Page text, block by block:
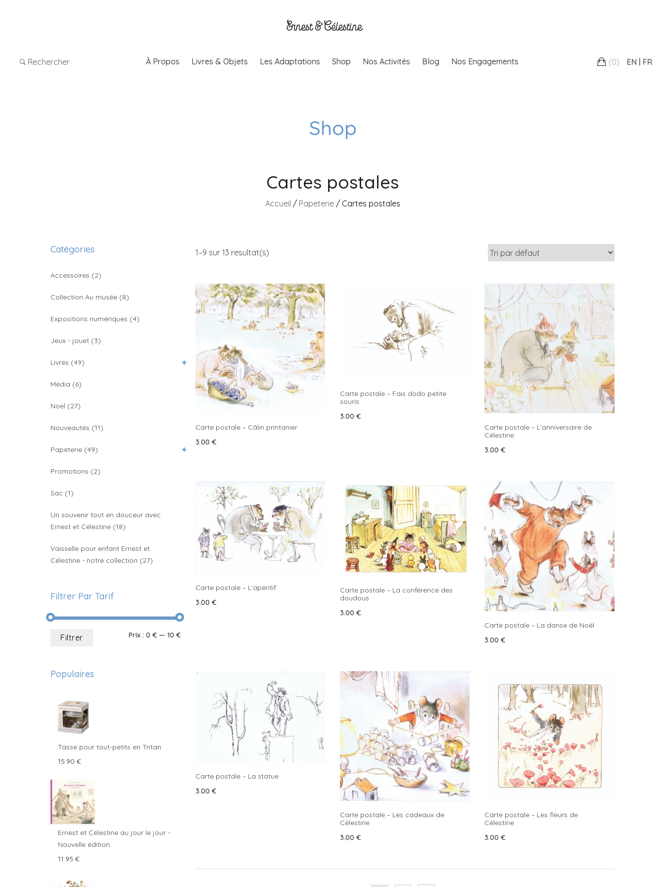
Rechercher À Propos Livres & Objets Les Adaptations Shop Nos Activités Blog Nos Engagements (0) EN FR
Shop
Cartes postales
Accueil / Papeterie/ Cartes postales
Catégories
Accessoires (2)
Collection Au musée (8)
Expositions numériques (4)
Jeux - jouet (3)
Livres (49)
Média (6)
Noel (27)
Nouveautés (11)
Papeterie (49)
Promotions (2)
Sac (1)
Un souvenir tout en douceur avec
Ernest et Célestine (18)
Vaisselle pour enfant Ernest et
Célestine - notre collection (27)
Filtrer Par Tarif
Prix
PrixFiltrer Prix : 0 €— 10 €
Populaires
Tasse pour tout-petits en Tritan
15.90 €
Ernest et Célestine au jour le jour -
Nouvelle édition
11.95 €
1–9 sur 13 resultat(s)
Carte postale – Câlin printanier
3.00 €
Carte postale – Fais dodo petite
souris
3.00 €
Carte postale – L’anniversaire de
Célestine
3.00€
Carte postale – L’apéritif
3.00 €
Carte postale – La conférence des
doudous
3.00 €
Carte postale – La danse de Noël
3.00€
Carte postale – La statue
3.00 €
Carte postale – Les cadeaux de
Célestine
3.00 €
Carte postale – Les fleurs de
Célestine
3.00€